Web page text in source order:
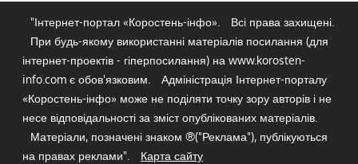
"Інтернет-портал «Коростень-інфо».
Всі права захищені.
При будь-якому використанні матеріалів посилання (для
інтернет-проектів - гіперпосилання) на www.korosten-
info.com є обов'язковим.
Адміністрація Інтернет-порталу
«Коростень-інфо» може не поділяти точку зору авторів і не
несе відповідальності за зміст опублікованих матеріалів.
Матеріали, позначені знаком ®("Реклама"), публікуються
на правах реклами".
Карта сайту